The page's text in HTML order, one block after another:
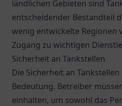
ländlichen Gebieten sind
entscheidender Bestandteil
wenig entwickelte Regionen
Zugang zu wichtigen
Sicherheit an Tankstellen
Die Sicherheit an
Bedeutung. Betreiber
einhalten, um sowohl das